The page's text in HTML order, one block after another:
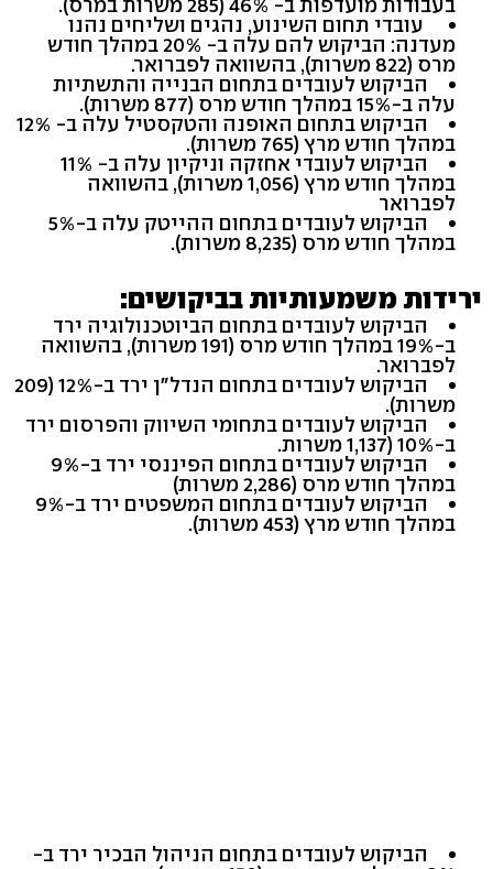
עובדי תחום השינוע, נהגים ושליחים נהנו
מעדנה: הביקוש להם עלה ב- 20% במהלך חודש
מרס (822 משרות), בהשוואה לפברואר.
הביקוש לעובדים בתחום הבנייה והתשתיות
עלה ב-15% במהלך חודש מרס (877 משרות).
הביקוש בתחום האופנה והטקסטיל עלה ב- 12%
במהלך חודש מרץ (765 משרות).
הביקוש לעובדי אחזקה וניקיון עלה ב- 11%
במהלך חודש מרץ (1,056 משרות), בהשוואה
לפברואר
הביקוש לעובדים בתחום ההייטק עלה ב-5%
במהלך חודש מרס (8,235 משרות).
ירידות משמעותיות בביקושים:
הביקוש לעובדים בתחום הביוטכנולוגיה ירד
ב-19% במהלך חודש מרס (191 משרות), בהשוואה
לפברואר.
הביקוש לעובדים בתחום הנדל"ן ירד ב-12% (209
משרות).
הביקוש לעובדים בתחומי השיווק והפרסום ירד
ב-10% (1,137 משרות.
הביקוש לעובדים בתחום הפיננסי ירד ב-9%
במהלך חודש מרס (2,286 משרות)
הביקוש לעובדים בתחום המשפטים ירד ב-9%
במהלך חודש מרץ (453 משרות).
הביקוש לעובדים בתחום הניהול הבכיר ירד ב-